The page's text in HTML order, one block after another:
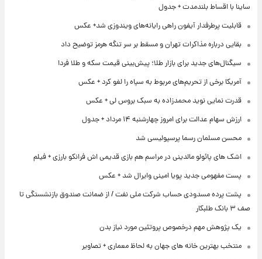
ساینا با اقساط بلندمدت + جدول
قابلیت پرطرفدار آیفون راهی رایانه‌های ویندوزی شد+ عکس
بقایی درباره مذاکرات تهران و مسقط بر سر تنگه هرمز توضیح داد
سیگنال‌های جدید برای بازار طلا؛ پیش‌بینی قیمت سکه و طلا فردا
آمریکا برخی از تحریم‌های مربوط به سپاه را لغو کرد + عکس
قدرت نمایی نوید محمدزاده به سبک بروس لی + عکس
ارزش سهام عدالت برای امروز چهارشنبه ۱۴ مرداد + جدول
محسن مسلمان رسما پرسپولیسی شد
اشک های پائولو مالدینی در مراسم هم بازی قدیمی اش فرانکو بارزی + فیلم
پست مفهومی جدید پویا امینی وایرال شد + عکس
پشت پرده‌ مسدودی حساب شرکت ملی نفت / از ضمانت صندوق بازنشستگی تا
صف ۳ بانک طلبکار
یک پژوهش مهم درخصوص پروتئین مورد نیاز بدن
منتخب بهترین خانه های جهان به لحاظ معماری + تصاویر